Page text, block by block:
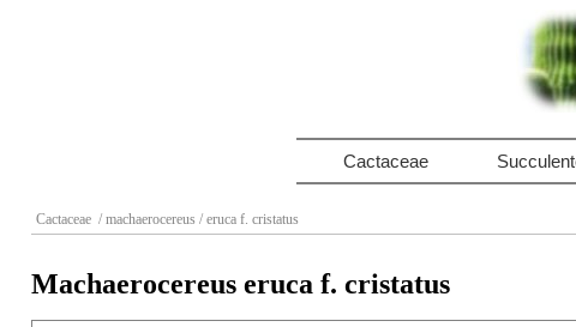
Cactaceae
Cactaceae / machaerocereus / eruca f. cristatus
Machaerocereus eruca f. cristatus